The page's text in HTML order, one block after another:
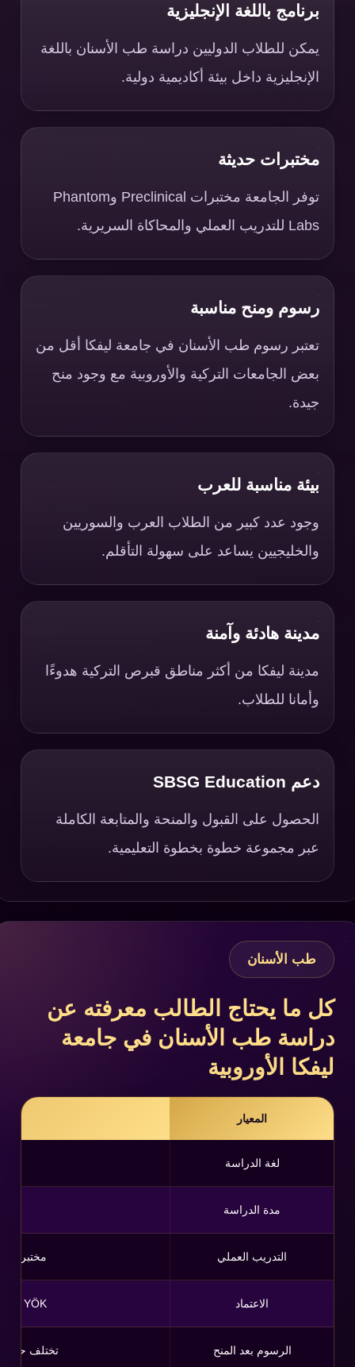
برنامج باللغة الإنجليزية
يمكن للطلاب الدوليين دراسة طب الأسنان باللغة
الإنجليزية داخل بيئة أكاديمية دولية.
مختبرات حديثة
توفر الجامعة مختبرات Preclinical وPhantom
Labs للتدريب العملي والمحاكاة السريرية.
رسوم ومنح مناسبة
تعتبر رسوم طب الأسنان في جامعة ليفكا أقل من
بعض الجامعات التركية والأوروبية مع وجود منح
جيدة.
بيئة مناسبة للعرب
وجود عدد كبير من الطلاب العرب والسوريين
والخليجيين يساعد على سهولة التأقلم.
مدينة هادئة وآمنة
مدينة ليفكا من أكثر مناطق قبرص التركية هدوءًا
وأمانا للطلاب.
دعم SBSG Education
الحصول على القبول والمنحة والمتابعة الكاملة
عبر مجموعة خطوة بخطوة التعليمية.
طب الأسنان
كل ما يحتاج الطالب معرفته عن
دراسة طب الأسنان في جامعة
ليفكا الأوروبية
المعيار
لغة الدراسة
مدة الدراسة
التدريب العملي مختبرات
الاعتماد YÖK و YÖDAK والدول العربية و الاوروبية
الرسوم بعد المنح تختلف حسب